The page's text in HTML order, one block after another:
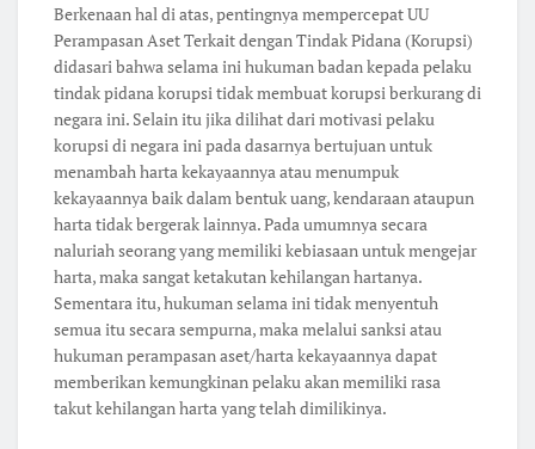
Berkenaan hal di atas, pentingnya mempercepat UU
Perampasan Aset Terkait dengan Tindak Pidana (Korupsi)
didasari bahwa selama ini hukuman badan kepada pelaku
tindak pidana korupsi tidak membuat korupsi berkurang di
negara ini. Selain itu jika dilihat dari motivasi pelaku
korupsi di negara ini pada dasarnya bertujuan untuk
menambah harta kekayaannya atau menumpuk
kekayaannya baik dalam bentuk uang, kendaraan ataupun
harta tidak bergerak lainnya. Pada umumnya secara
naluriah seorang yang memiliki kebiasaan untuk mengejar
harta, maka sangat ketakutan kehilangan hartanya.
Sementara itu, hukuman selama ini tidak menyentuh
semua itu secara sempurna, maka melalui sanksi atau
hukuman perampasan aset/harta kekayaannya dapat
memberikan kemungkinan pelaku akan memiliki rasa
takut kehilangan harta yang telah dimilikinya.